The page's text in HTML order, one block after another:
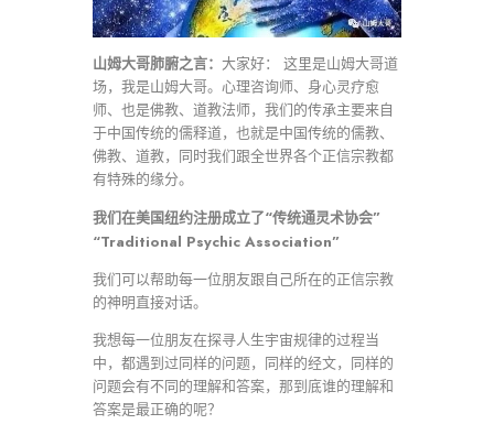
山姆大哥肺腑之言： 大家好： 这里是山姆大哥道
场，我是山姆大哥。心理咨询师、身心灵疗愈
师、也是佛教、道教法师，我们的传承主要来自
于中国传统的儒释道，也就是中国传统的儒教、
佛教、道教，同时我们跟全世界各个正信宗教都
有特殊的缘分。
我们在美国纽约注册成立了“传统通灵术协会”
“Traditional Psychic Association”
我们可以帮助每一位朋友跟自己所在的正信宗教
的神明直接对话。
我想每一位朋友在探寻人生宇宙规律的过程当
中，都遇到过同样的问题，同样的经文，同样的
问题会有不同的理解和答案，那到底谁的理解和
答案是最正确的呢？